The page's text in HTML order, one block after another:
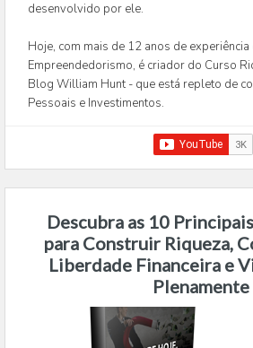
desenvolvido por ele.
Hoje, com mais de 12 anos de experiência
Empreendedorismo, é criador do Curso
Blog William Hunt - que está repleto de
Pessoais e Investimentos.
Descubra as 10
para Construir Riqueza,
Liberdade Financeira e
Plenamente